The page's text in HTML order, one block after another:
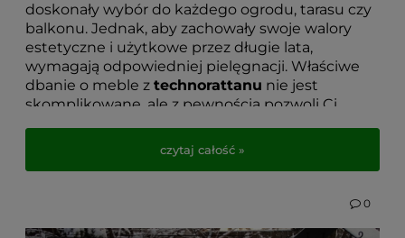
doskonały wybór do każdego ogrodu, tarasu czy
balkonu. Jednak, aby zachowały swoje walory
estetyczne i użytkowe przez długie lata,
wymagają odpowiedniej pielęgnacji. Właściwe
dbanie o meble z technorattanu nie jest
skomplikowane, ale z pewnością pozwoli Ci
W tym artykule podpowiemy, jak skutecznie
by zachowały swój pierwotny wygląd i komfort
użytkowania przez wiele lat. Czytaj dalej, aby
czytaj całość »
0